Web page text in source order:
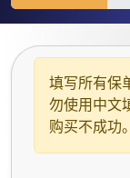
填写所有保
勿使用中文
购买不成功。